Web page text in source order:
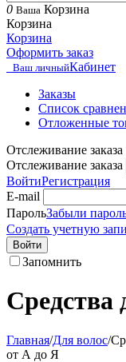
0 Ваша Корзина
Корзина
Корзина
Оформить заказ
Ваш личныйКабинет
Заказы
Список
Отложенные
Отслеживание заказа
Отслеживание заказа
ВойтиРегистрация
E-mail
ПарольЗабыли
Создать учетную
Войти
Запомнить
Средства
Главная/Для волос/
от А до Я